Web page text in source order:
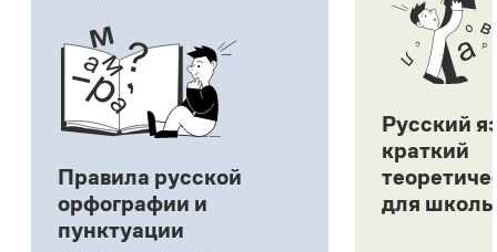
Правила русской
орфографии и
пунктуации
Русский
краткий
для